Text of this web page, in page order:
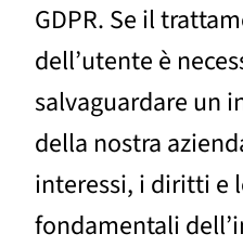
GDPR. Se il
dell’utente è
salvaguardare un
della nostra
interessi, i diritti e
fondamentali